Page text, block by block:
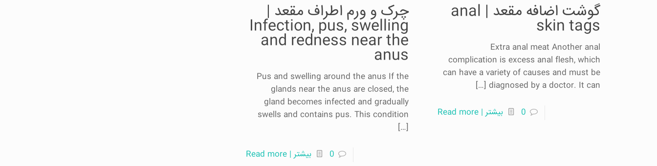
گوشت اضافه مقعد | anal
skin tags
Extra anal meat Another anal
complication is excess anal flesh, which
can have a variety of causes and must be
diagnosed by a doctor. It can
[…]
0 بیشتر | Read more
چرک و ورم اطراف مقعد |
Infection, pus, swelling
and redness near the
anus
Pus and swelling around the anus If the
glands near the anus are closed, the
gland becomes infected and gradually
swells and contains pus. This condition
[…]
0 بیشتر | Read more